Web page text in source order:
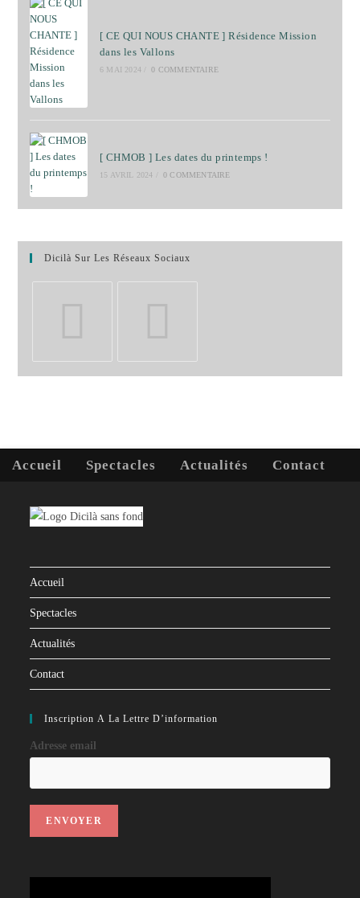
[ CE QUI NOUS CHANTE ] Résidence Mission
dans les Vallons
6 MAI 2024 0 COMMENTAIRE
[ CHMOB ] Les dates du printemps !
15 AVRIL 2024 0 COMMENTAIRE
Dicilà Sur Les Réseaux Sociaux
onglet
onglet
Accueil Spectacles Actualités Contact
Accueil
Spectacles
Actualités
Contact
Inscription À La Lettre D’information
Adresse email